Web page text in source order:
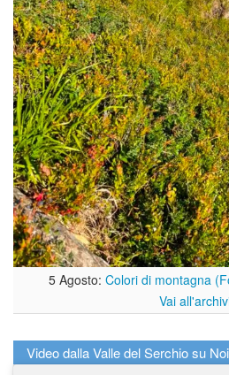
5 Agosto: Colori di montagna
Vai
Video dalla Valle del Serchio su